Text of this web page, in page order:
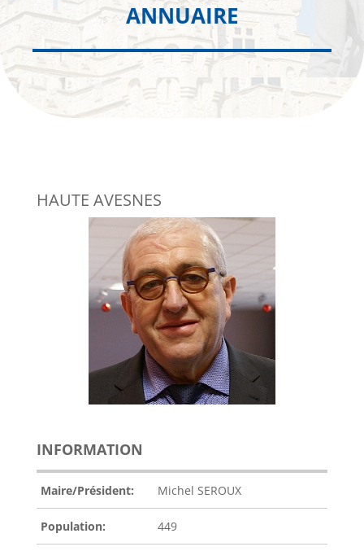
ANNUAIRE
HAUTE AVESNES
INFORMATION
Maire/Président: Michel SEROUX
Population: 449